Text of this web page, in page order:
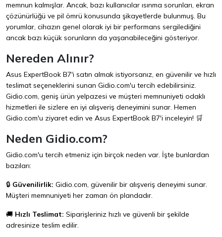
memnun kalmışlar. Ancak, bazı kullanıcılar ısınma sorunları, ekran
çözünürlüğü ve pil ömrü konusunda şikayetlerde bulunmuş. Bu
yorumlar, cihazın genel olarak iyi bir performans sergilediğini
ancak bazı küçük sorunların da yaşanabileceğini gösteriyor.
Nereden Alınır?
Asus ExpertBook B7'i satın almak istiyorsanız, en güvenilir ve hızlı
teslimat seçeneklerini sunan Gidio.com'u tercih edebilirsiniz.
Gidio.com, geniş ürün yelpazesi ve müşteri memnuniyeti odaklı
hizmetleri ile sizlere en iyi alışveriş deneyimini sunar. Hemen
Gidio.com'u ziyaret edin ve Asus ExpertBook B7'i inceleyin! 🛒
Neden Gidio.com?
Gidio.com'u tercih etmeniz için birçok neden var. İşte bunlardan
bazıları:
🔒 Güvenilirlik: Gidio.com, güvenilir bir alışveriş deneyimi sunar.
Müşteri memnuniyeti her zaman ön plandadır.
🚚 Hızlı Teslimat: Siparişleriniz hızlı ve güvenli bir şekilde
adresinize teslim edilir.